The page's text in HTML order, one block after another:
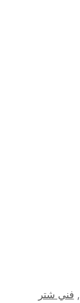
, فني شتر